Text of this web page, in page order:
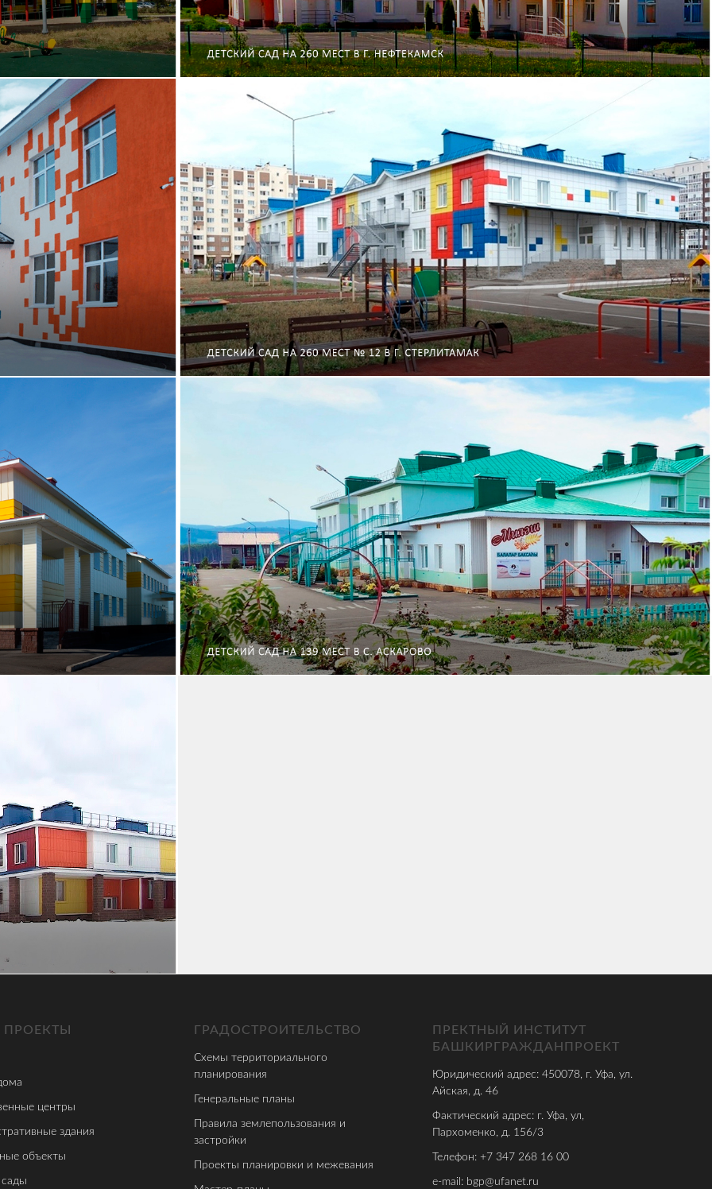
центры
здания
объекты
ГРАДОСТРОИТЕЛЬСТВО
Схемы территориального
планирования
Генеральные планы
Правила землепользования и
застройки
Проекты планировки и межевания
ПРЕКТНЫЙ ИНСТИТУТ
БАШКИРГРАЖДАНПРОЕКТ
Юридический адрес: 450078, г. Уфа, ул.
Айская, д. 46
Фактический адрес: г. Уфа, ул,
Пархоменко, д. 156/3
Телефон: +7 347 268 16 00
e-mail: bgp@ufanet.ru